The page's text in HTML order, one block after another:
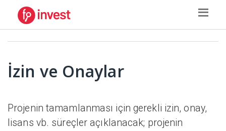
İzin ve Onaylar
Projenin tamamlanması için gerekli izin, onay,
lisans vb. süreçler açıklanacak; projenin